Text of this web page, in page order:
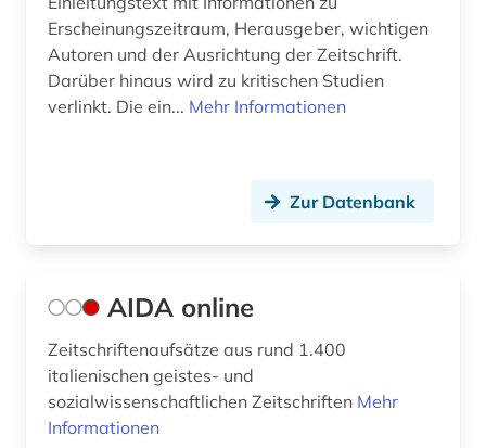
fernsehen (2)
feuilleton (1)
filmgeschichte (1)
finnisch (1)
flaubert (1)
flugschrift (2)
Erscheinungszeitraum, Herausgeber, wichtigen
Autoren und der Ausrichtung der Zeitschrift.
Darüber hinaus wird zu kritischen Studien
verlinkt. Die ein... Mehr Informationen
Zur Datenbank
AIDA online
Zeitschriftenaufsätze aus rund 1.400
italienischen geistes- und
sozialwissenschaftlichen Zeitschriften Mehr
Informationen